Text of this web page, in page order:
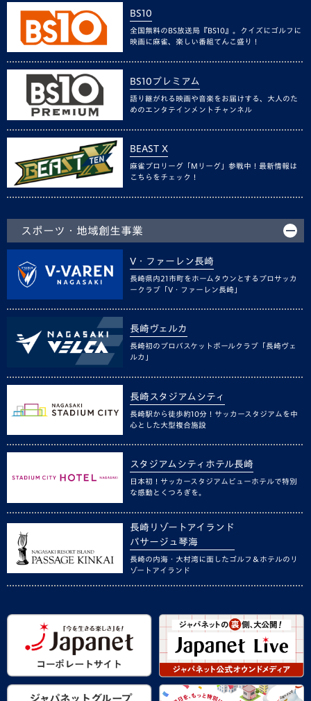
BS10
全国無料のBS放送局『BS10』。クイズにゴルフに
映画に麻雀、楽しい番組てんこ盛り！
BS10プレミアム
語り継がれる映画や音楽をお届けする、大人のた
めのエンタテインメントチャンネル
BEAST X
麻雀プロリーグ「Mリーグ」参戦中！最新情報は
こちらをチェック！
スポーツ・地域創生事業
V・ファーレン長崎
長崎県内21市町をホームタウンとするプロサッカ
ークラブ「V・ファーレン長崎」
長崎ヴェルカ
長崎初のプロバスケットボールクラブ「長崎ヴェ
ルカ」
長崎スタジアムシティ
長崎駅から徒歩約10分！サッカースタジアムを中
心とした大型複合施設
スタジアムシティホテル長崎
日本初！サッカースタジアムビューホテルで特別
な感動とくつろぎを。
長崎リゾートアイランド
パサージュ琴海
長崎の内海・大村湾に面したゴルフ＆ホテルのリ
ゾートアイランド